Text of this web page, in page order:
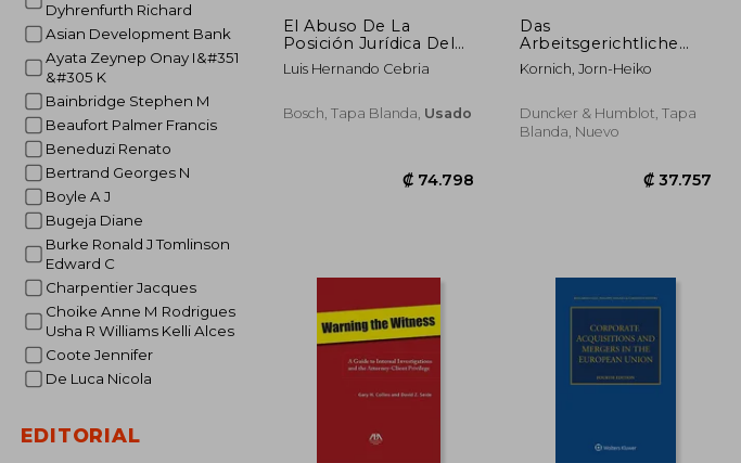
Dyhrenfurth Richard
Asian Development Bank
Ayata Zeynep Onay I&#351
&#305 K
Bainbridge Stephen M
Beaufort Palmer Francis
Beneduzi Renato
Bertrand Georges N
Boyle A J
Bugeja Diane
Burke Ronald J Tomlinson
Edward C
Charpentier Jacques
Choike Anne M Rodrigues
Usha R Williams Kelli Alces
Coote Jennifer
De Luca Nicola
EDITORIAL
El Abuso De La
Posición Jurídica Del
Socio En Las
Sociedades De Capital.
Abusos De Mayoría,
Luis Hernando Cebria
Bosch, Tapa Blanda, Usado
Das
Arbeitsgerichtliche
Beschlussverfahren in
Betriebsverfassungssachen
Kornich, Jorn-Heiko
Duncker & Humblot, Tapa
Blanda, Nuevo